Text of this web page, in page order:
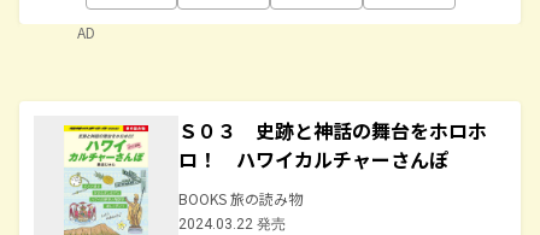
AD
Ｓ０３ 史跡と神話の舞台をホロホ
ロ！ ハワイカルチャーさんぽ
BOOKS 旅の読み物
2024.03.22 発売